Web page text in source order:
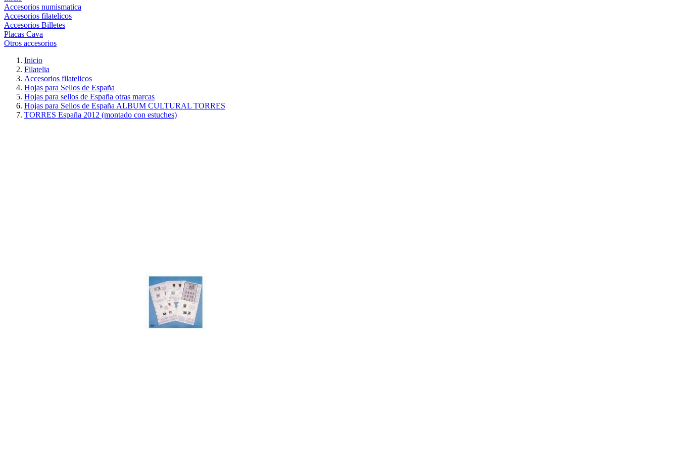
Accesorios numismatica
Accesorios filatelicos
Accesorios Billetes
Placas Cava
Otros accesorios
Inicio
Filatelia
Accesorios filatelicos
Hojas para Sellos de España
Hojas para sellos de España otras marcas
Hojas para Sellos de España ALBUM CULTURAL TORRES
TORRES España 2012 (montado con estuches)